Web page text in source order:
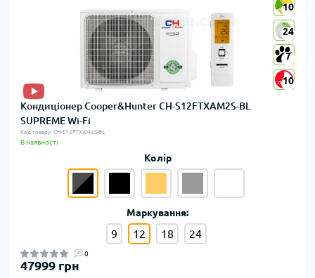
10
24
7
10
10
24
7
10
Кондиціонер Cooper&Hunter CH-S12FTXAM2S-BL
SUPREME Wi-Fi
Код товару: CH-S12FTXAM2S-BL
В наявності
Колір
Маркування:
9 12 18 24
0
47999 грн